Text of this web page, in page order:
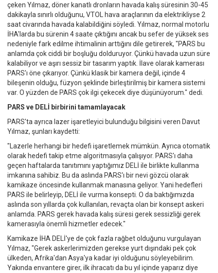
çeken Yılmaz, döner kanatlı dronların havada kalış süresinin 30-45
dakikayla sınırlı olduğunu, VTOL hava araçlarının da elektrikliyse 2
saat civarında havada kalabildiğini söyledi. Yılmaz, normal motorlu
İHA'larda bu sürenin 4 saate çıktığını ancak bu sefer de yüksek ses
nedeniyle fark edilme ihtimalinin arttığını dile getirerek, "PARS bu
anlamda çok ciddi bir boşluğu dolduruyor. Çünkü havada uzun süre
kalabiliyor ve aşırı sessiz bir tasarım yaptık. İlave olarak kamerası
PARS'ı öne çıkarıyor. Çünkü klasik bir kamera değil, içinde 4
bileşenin olduğu, füzyon şeklinde birleştirilmiş bir kamera sistemi
var. O yüzden de PARS çok ilgi çekecek diye düşünüyorum." dedi.
PARS ve DELİ birbirini tamamlayacak
PARS'ta ayrıca lazer işaretleyici bulunduğu bilgisini veren Davut
Yılmaz, şunları kaydetti:
"Lazerle herhangi bir hedefi işaretlemek mümkün. Ayrıca otomatik
olarak hedefi takip etme algoritmasıyla çalışıyor. PARS'ı daha
geçen haftalarda tanıtımını yaptığımız DELİ ile birlikte kullanma
imkanına sahibiz. Bu da aslında PARS'ı bir nevi gözcü olarak
kamikaze öncesinde kullanmak manasına geliyor. Yani hedefleri
PARS ile belirleyip, DELİ ile vurma konsepti. O da baktığımızda
aslında son yıllarda çok kullanılan, revaçta olan bir konsept askeri
anlamda. PARS gerek havada kalış süresi gerek sessizliği gerek
kamerasıyla önemli hizmetler edecek."
Kamikaze İHA DELİ'ye de çok fazla rağbet olduğunu vurgulayan
Yılmaz, "Gerek askerlerimizden gerekse yurt dışındaki pek çok
ülkeden, Afrika'dan Asya'ya kadar iyi olduğunu söyleyebilirim.
Yakında envantere girer, ilk ihracatı da bu yıl içinde yaparız diye